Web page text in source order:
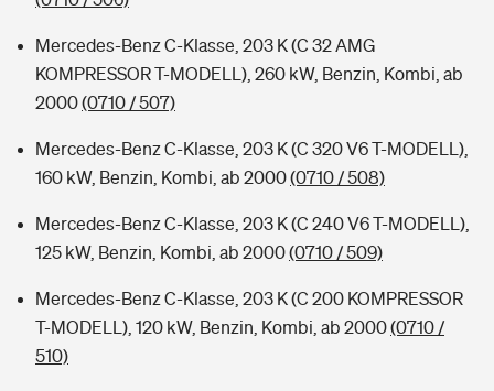
Mercedes-Benz C-Klasse, 203 K (C 32 AMG
KOMPRESSOR T-MODELL), 260 kW, Benzin, Kombi, ab
2000(0710 / 507)
Mercedes-Benz C-Klasse, 203 K (C 320 V6 T-MODELL),
160 kW, Benzin, Kombi, ab 2000(0710 / 508)
Mercedes-Benz C-Klasse, 203 K (C 240 V6 T-MODELL),
125 kW, Benzin, Kombi, ab 2000(0710 / 509)
Mercedes-Benz C-Klasse, 203 K (C 200 KOMPRESSOR
T-MODELL), 120 kW, Benzin, Kombi, ab 2000(0710 /
510)